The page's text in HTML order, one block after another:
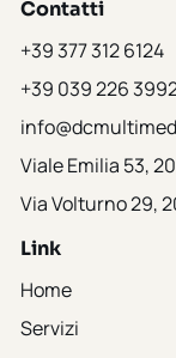
Contatti
+39 377 312 6124
+39 039 226
Viale Emilia 53,
Via Volturno 29,
Link
Home
Servizi